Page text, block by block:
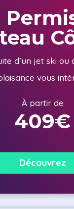
d’un jet ski ou
vous
À partir de
409€
Découvrez